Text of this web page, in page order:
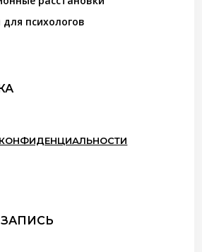
для психологов